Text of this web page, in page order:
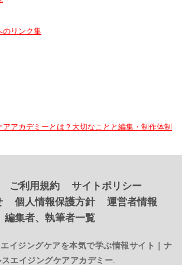
編集者、執筆者一覧
エイジングケアを本気で学ぶ情報サイト｜ナ